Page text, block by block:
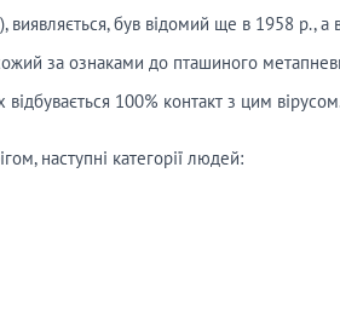
був відомий ще в 1958 р., а
за ознаками до пташиного
відбувається 100% контакт з цим
наступні категорії людей: